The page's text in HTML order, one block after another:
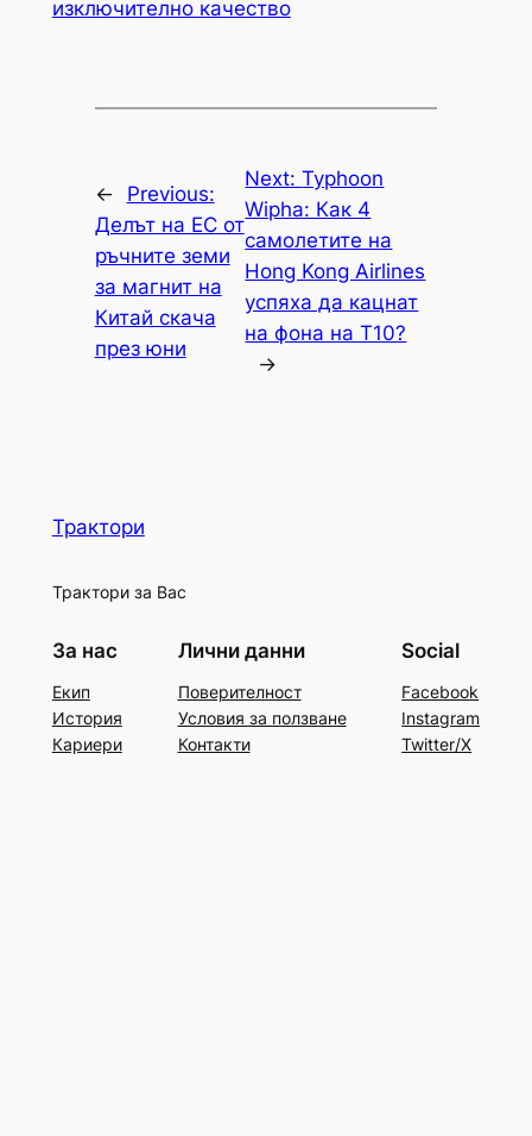
изключително качество
←
Previous:
Делът на ЕС от
ръчните земи
за магнит на
Китай скача
през юни
Next:Typhoon
Wipha: Как 4
самолетите на
Hong Kong Airlines
успяха да кацнат
на фона на T10?
→
Трактори
Трактори за Вас
За нас
Екип
История
Кариери
Лични данни
Поверителност
Условия за ползване
Контакти
Social
Facebook
Instagram
Twitter/X